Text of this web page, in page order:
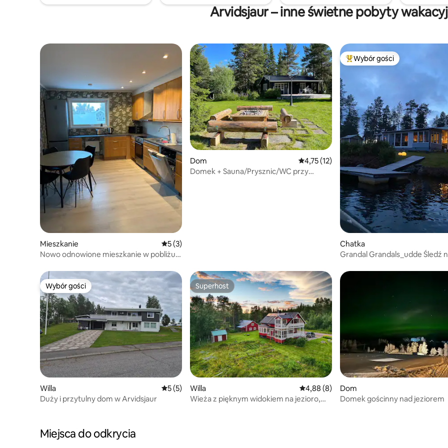
Arvidsjaur – inne świetne pobyty
Mieszkanie Średnia ocena: 5 na 5, liczba recenzji: 3
5 (3)
Nowo odnowione mieszkanie w pobliżu
Dom Średnia ocena: 4,75 na 5, liczba recenzji: 12
4,75 (12)
Domek + Sauna/Prysznic/WC przy
Najpopularniejsze z kategorii
Wybór gości
Chatka
Grandal Grandals_udde Śledź nas na
Wybór gości
Wybór gości
Willa Średnia ocena: 5 na 5, liczba recenzji: 5
5 (5)
Duży i przytulny dom w Arvidsjaur
Superhost
Superhost
Willa Średnia ocena: 4,88 na 5, liczba recenzji: 8
4,88 (8)
Wieża z pięknym widokiem na jezioro,
Dom
Domek gościnny nad jeziorem
Miejsca do odkrycia